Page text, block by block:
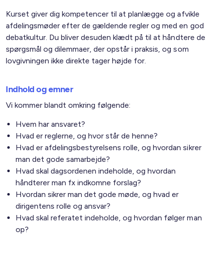
Kurset giver dig kompetencer til at planlægge og afvikle
afdelingsmøder efter de gældende regler og med en god
debatkultur. Du bliver desuden klædt på til at håndtere de
spørgsmål og dilemmaer, der opstår i praksis, og som
lovgivningen ikke direkte tager højde for.
Indhold og emner
Vi kommer blandt omkring følgende:
Hvem har ansvaret?
Hvad er reglerne, og hvor står de henne?
Hvad er afdelingsbestyrelsens rolle, og hvordan sikrer
man det gode samarbejde?
Hvad skal dagsordenen indeholde, og hvordan
håndterer man fx indkomne forslag?
Hvordan sikrer man det gode møde, og hvad er
dirigentens rolle og ansvar?
Hvad skal referatet indeholde, og hvordan følger man
op?